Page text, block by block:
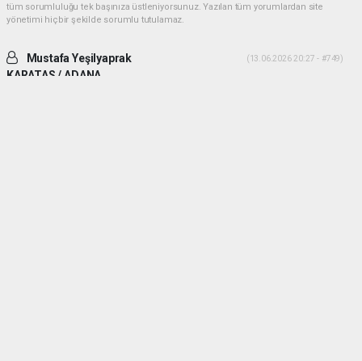
tüm sorumluluğu tek başınıza üstleniyorsunuz. Yazılan tüm yorumlardan site
yönetimi hiçbir şekilde sorumlu tutulamaz.
Mustafa Yeşilyaprak
KARATAS / ADANA
(13.06.2026 20:27 - #749)